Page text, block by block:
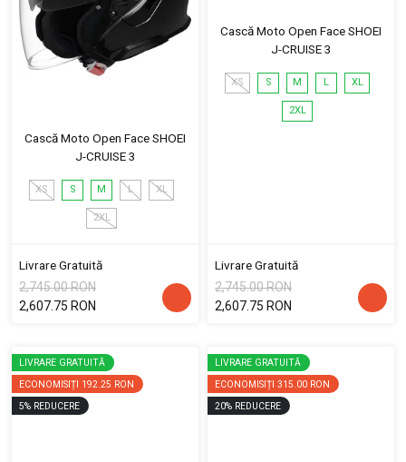
Cască Moto Open Face SHOEI
J-CRUISE 3
XS S M L XL
2XL
Livrare Gratuită
2,745.00 RON
2,607.75 RON
Cască Moto Open Face SHOEI
J-CRUISE 3
XS S M L XL
2XL
Livrare Gratuită
2,745.00 RON
2,607.75 RON
LIVRARE GRATUITĂ
ECONOMISIȚI 192.25 RON
5% REDUCERE
LIVRARE GRATUITĂ
ECONOMISIȚI 315.00 RON
20% REDUCERE